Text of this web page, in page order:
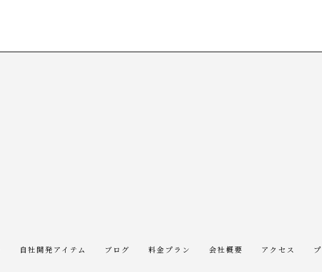
自社開発アイテム ブログ 料金プラン 会社概要 アクセス